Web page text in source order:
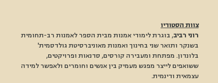
צוות הסטודיו
רוני רביב, בוגרת לימודי אמנות מבית הספר לאמנות רב-תחומית
בשנקר ותואר שני בחינוך ואמנות מאוניברסיטת גולדסמית'
בלונדון. מפתחת ומעבירה קורסים, סדנאות ופרויקטים,
ששואפים לייצר מפגש מעמיק בין אנשים וחומרים ולאפשר למידה
עצמאית ודינמית.